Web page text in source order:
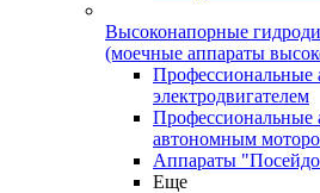
Высоконапорные
(моечные аппараты
Профессиональные
электродвигателем
Профессиональные
автономным
Аппараты
Еще